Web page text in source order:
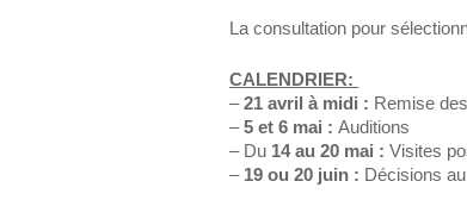
La consultation pour
CALENDRIER:
–21 avril à midi : Remise
–5 et 6 mai :Auditions
– Du 14 au 20 mai :Visites
– 19 ou 20 juin : Décisions